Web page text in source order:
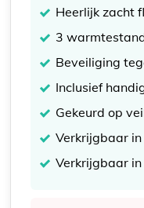
Heerlijk zacht
3
Beveiliging
Inclusief
Gekeurd op
Verkrijgbaar
Verkrijgbaar